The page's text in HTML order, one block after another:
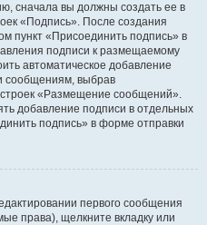
сначала вы должны создать ее в
«Подпись». После создания
пункт «Присоединить подпись» в
подписи к размещаемому
автоматическое добавление
сообщениям, выбрав
«Размещение сообщений».
добавление подписи в отдельных
подпись» в форме отправки
первого сообщения
права), щелкните вкладку или